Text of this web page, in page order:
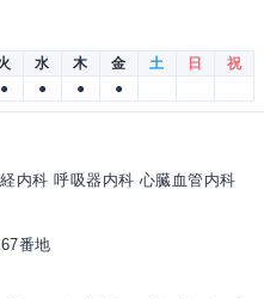
水 木 金 土 日
祝
● ● ● ●
内科 呼吸器内科 心臓血管内科
番地